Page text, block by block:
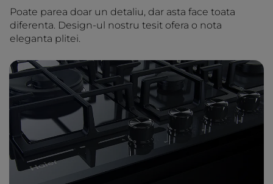
Poate parea doar un detaliu, dar asta face toata
diferenta. Design-ul nostru tesit ofera o nota
eleganta plitei.